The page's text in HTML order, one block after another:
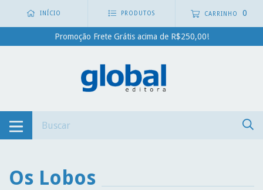
INÍCIO PRODUTOS CARRINHO 0
Promoção Frete Grátis acima de R$250,00!
Os Lobos